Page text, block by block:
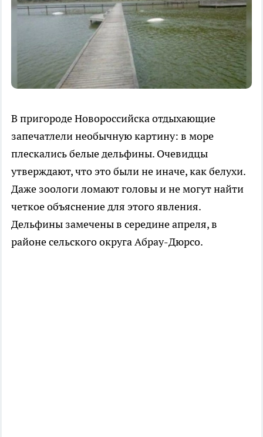
В пригороде Новороссийска отдыхающие
запечатлели необычную картину: в море
плескались белые дельфины. Очевидцы
утверждают, что это были не иначе, как белухи.
Даже зоологи ломают головы и не могут найти
четкое объяснение для этого явления.
Дельфины замечены в середине апреля, в
районе сельского округа Абрау-Дюрсо.